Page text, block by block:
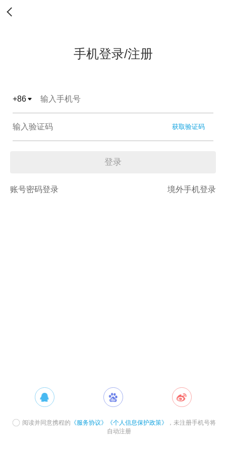
手机登录/注册
+86
获取验证码
登录
账号密码登录 境外手机登录
阅读并同意携程的 《服务协议》 《个人信息保护政策》
，未注册手机号将
自动注册